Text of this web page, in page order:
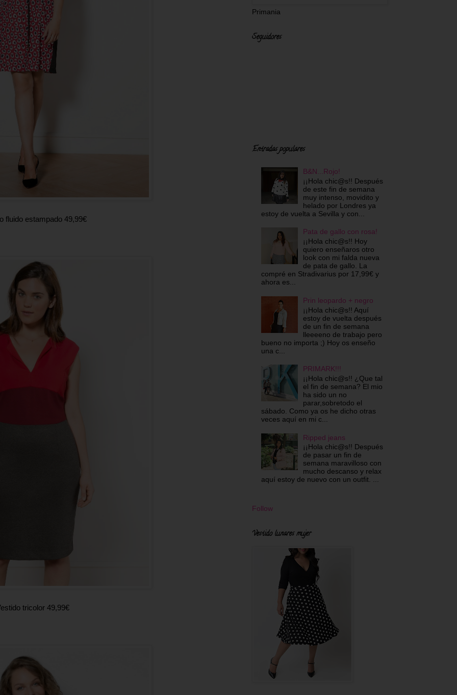
fluido estampado 49,99€
tricolor 49,99€
Primania
Seguidores
Entradas populares
B&N...Rojo!
¡¡Hola chic@s!! Después
de este fin de semana
muy intenso, movidito y
helado por Londres ya
estoy de vuelta a Sevilla y con...
Pata de gallo con rosa!
¡¡Hola chic@s!! Hoy
quiero enseñaros otro
look con mi falda nueva
de pata de gallo. La
compré en Stradivarius por 17,99€ y
ahora es...
Prin leopardo + negro
¡¡Hola chic@s!! Aquí
estoy de vuelta después
de un fin de semana
lleeeeno de trabajo pero
bueno no importa ;) Hoy os enseño
una c...
PRIMARK!!!
¡¡Hola chic@s!! ¿Que tal
el fin de semana? El mio
ha sido un no
parar,sobretodo el
sábado. Como ya os he dicho otras
veces aquí en mi c...
Ripped jeans
¡¡Hola chic@s!! Después
de pasar un fin de
semana maravilloso con
mucho descanso y relax
aquí estoy de nuevo con un outfit. ...
Follow
Vestido lunares mujer